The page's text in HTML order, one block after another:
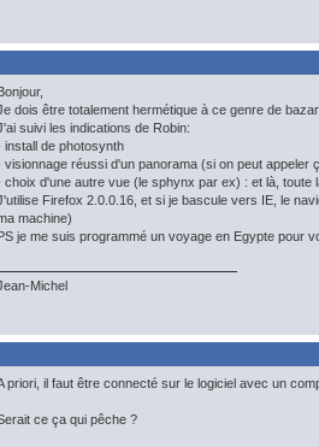
dois être totalement hermétique à ce genre de bazar
suivi les indications de Robin:
install de photosynth
visionnage réussi d'un panorama (si on peut appeler
choix d'une autre vue (le sphynx par ex) : et là, toute
Firefox 2.0.0.16, et si je bascule vers IE, le
machine)
je me suis programmé un voyage en Egypte pour
Michel
priori, il faut être connecté sur le logiciel avec un
ce ça qui pêche ?